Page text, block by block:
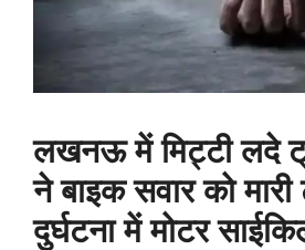
लखनऊ में मिट्टी लदे
ने बाइक सवार को
दुर्घटना में मोटर